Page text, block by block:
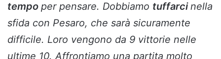
tempo per pensare. Dobbiamo tuffarcinella
sfida con Pesaro, che sarà sicuramente
difficile. Loro vengono da 9 vittorie nelle
ultime 10. Affrontiamo una partita molto